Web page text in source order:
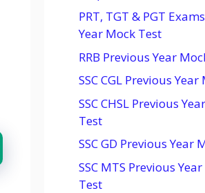
PRT, TGT & PGT
Year Mock Test
RRB Previous Year
SSC CGL Previous
SSC CHSL Previous
Test
SSC GD Previous Year
SSC MTS Previous
Test